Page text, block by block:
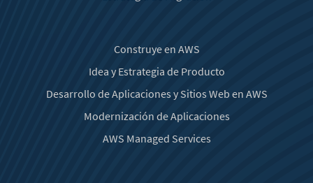
Construye en AWS
Idea y Estrategia de Producto
Desarrollo de Aplicaciones y Sitios Web en AWS
Modernización de Aplicaciones
AWS Managed Services